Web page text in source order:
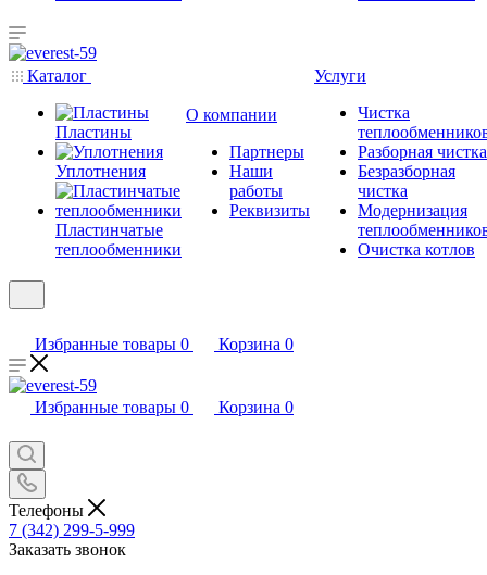
Каталог
Пластины
Уплотнения
Пластинчатые
теплообменники
О компании
Партнеры
Наши
работы
Реквизиты
Услуги
Чистка
Разборная чистка
Безразборная
чистка
Модернизация
Очистка котлов
Избранные товары 0 Корзина 0
Избранные товары 0 Корзина 0
Телефоны
7 (342) 299-5-999
Заказать звонок